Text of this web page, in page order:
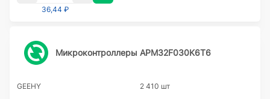
36,44 ₽
Микроконтроллеры APM32F030K6T6
GEEHY 2 410 шт